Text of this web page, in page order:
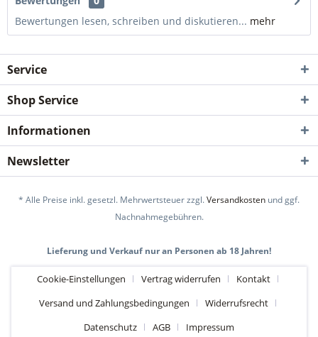
Bewertungen lesen, schreiben und diskutieren... mehr
Service
Shop Service
Informationen
Newsletter
* Alle Preise inkl. gesetzl. Mehrwertsteuer zzgl.Versandkosten und ggf.
Nachnahmegebühren.
Lieferung und Verkauf nur an Personen ab 18 Jahren!
Cookie-Einstellungen Vertrag widerrufen
Kontakt
Versand und Zahlungsbedingungen
Widerrufsrecht
Datenschutz
AGB Impressum